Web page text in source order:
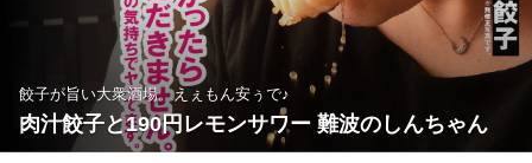
餃子が旨い大衆酒場。えぇもん安ぅで♪
肉汁餃子と190円レモンサワー 難波のしんちゃん